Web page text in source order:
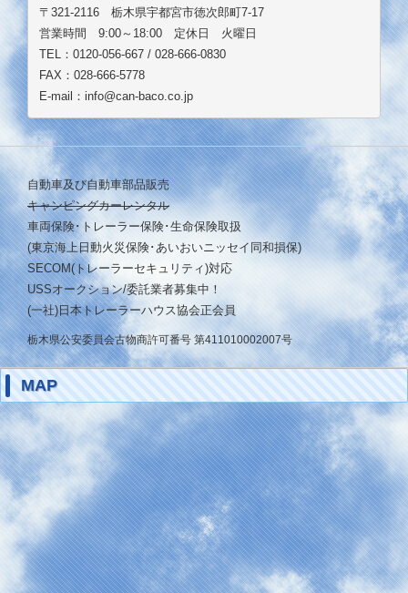
〒321-2116 栃木県宇都宮市徳次郎町7-17
営業時間 9:00～18:00 定休日 火曜日
TEL：0120-056-667 / 028-666-0830
FAX：028-666-5778
E-mail：info@can-baco.co.jp
自動車及び自動車部品販売
キャンピングカーレンタル
車両保険･トレーラー保険･生命保険取扱
(東京海上日動火災保険･あいおいニッセイ同和損保)
SECOM(トレーラーセキュリティ)対応
USSオークション/委託業者募集中！
(一社)日本トレーラーハウス協会正会員
栃木県公安委員会古物商許可番号 第411010002007号
MAP